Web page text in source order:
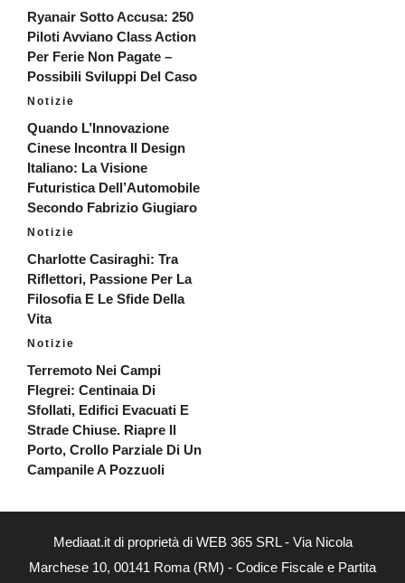
Ryanair Sotto Accusa: 250
Piloti Avviano Class Action
Per Ferie Non Pagate –
Possibili Sviluppi Del Caso
Notizie
Quando L’Innovazione
Cinese Incontra Il Design
Italiano: La Visione
Futuristica Dell’Automobile
Secondo Fabrizio Giugiaro
Notizie
Charlotte Casiraghi: Tra
Riflettori, Passione Per La
Filosofia E Le Sfide Della
Vita
Notizie
Terremoto Nei Campi
Flegrei: Centinaia Di
Sfollati, Edifici Evacuati E
Strade Chiuse. Riapre Il
Porto, Crollo Parziale Di Un
Campanile A Pozzuoli
Mediaat.it di proprietà di WEB 365 SRL - Via Nicola
Marchese 10, 00141 Roma (RM) - Codice Fiscale e Partita